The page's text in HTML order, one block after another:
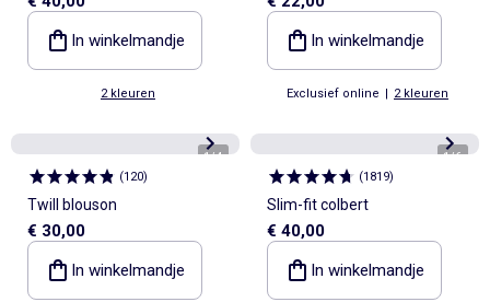
In winkelmandje
2 kleuren
In winkelmandje
Exclusief online | 2 kleuren
1/4
(120)
Twill blouson
€ 30,00
In winkelmandje
1/6
(1819)
Slim-fit colbert
€ 40,00
In winkelmandje